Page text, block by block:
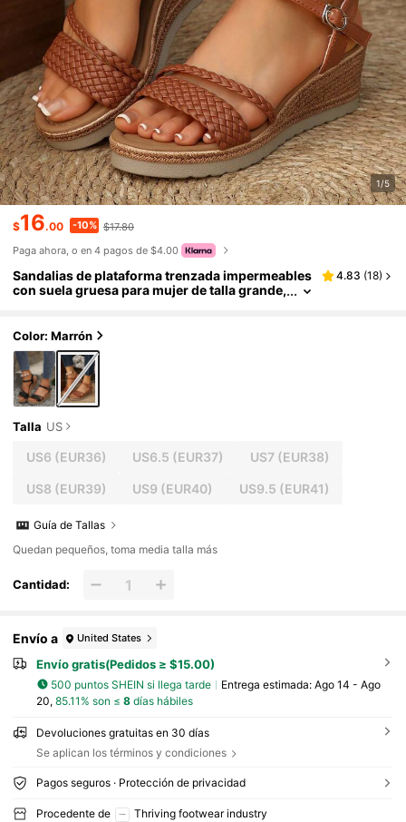
1/5
$16.00 -10% $17.80
Paga ahora, o en 4 pagos de $4.00
Sandalias de plataforma trenzada impermeables
con suela gruesa para mujer de talla grande,
4.83 (18)
Color: Marrón
Talla US
US6 (EUR36) US6.5 (EUR37) US7(EUR38)
US8 (EUR39) US9 (EUR40) US9.5 (EUR41)
Guía de Tallas
Quedan pequeños, toma media talla más
Cantidad:
Envío a United States
Envío gratis(Pedidos ≥ $15.00)
500 puntos SHEIN si llega tarde Entrega estimada: Ago 14 - Ago
20, 85.11% son ≤ 8días hábiles
Devoluciones gratuitas en 30 días
Se aplican los términos y condiciones
Pagos seguros · Protección de privacidad
Procedente de
Thriving footwear industry